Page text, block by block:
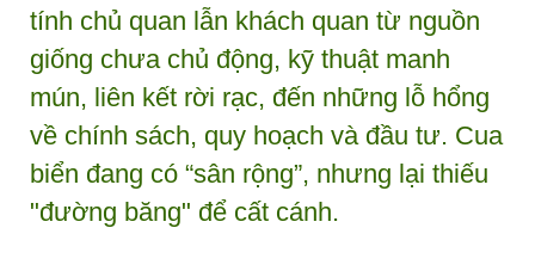
tính chủ quan lẫn khách quan từ nguồn
giống chưa chủ động, kỹ thuật manh
mún, liên kết rời rạc, đến những lỗ hổng
về chính sách, quy hoạch và đầu tư. Cua
biển đang có “sân rộng”, nhưng lại thiếu
"đường băng" để cất cánh.